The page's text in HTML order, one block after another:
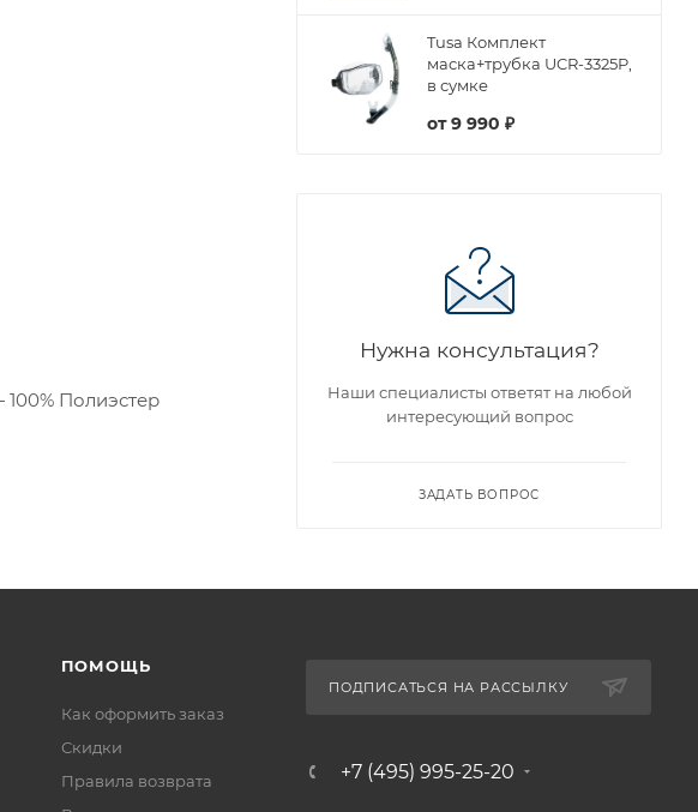
Полиэстер
Tusa Комплект
маска+трубка UCR-3325P,
в сумке
от9 990 ₽
Нужна консультация?
Наши специалисты ответят на любой
интересующий вопрос
ЗАДАТЬ ВОПРОС
ПОМОЩЬ
Как оформить заказ
Скидки
Правила возврата
ПОДПИСАТЬСЯ НА РАССЫЛКУ
+7 (495) 995-25-20​